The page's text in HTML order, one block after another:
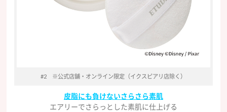
#2 ※公式店舗・オンライン限定（イクスピアリ店除く）
皮脂にも負けないさらさら素肌
エアリーでさらっとした素肌に仕上げる